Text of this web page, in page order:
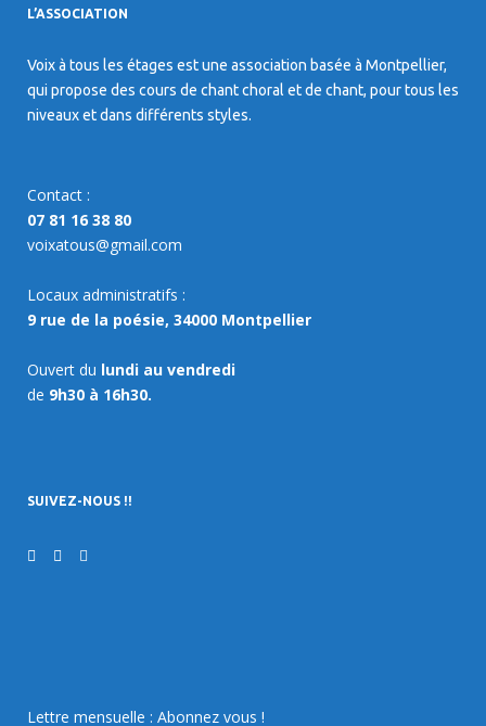
L’ASSOCIATION
Voix à tous les étages est une association basée à Montpellier,
qui propose des cours de chant choral et de chant, pour tous les
niveaux et dans différents styles.
Contact :
07 81 16 38 80
voixatous@gmail.com
Locaux administratifs :
9 rue de la poésie, 34000 Montpellier
Ouvert du lundi au vendredi
de 9h30 à 16h30.
SUIVEZ-NOUS !!
Lettre mensuelle : Abonnez vous !